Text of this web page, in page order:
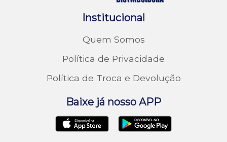
Institucional
Quem Somos
Política de Privacidade
Política de Troca e Devolução
Baixe já nosso APP